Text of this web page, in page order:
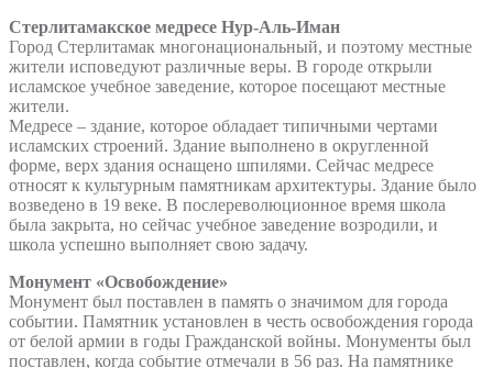
Стерлитамакское медресе Нур-Аль-Иман
Город Стерлитамак многонациональный, и поэтому местные
жители исповедуют различные веры. В городе открыли
исламское учебное заведение, которое посещают местные
жители.
Медресе – здание, которое обладает типичными чертами
исламских строений. Здание выполнено в округленной
форме, верх здания оснащено шпилями. Сейчас медресе
относят к культурным памятникам архитектуры. Здание было
возведено в 19 веке. В послереволюционное время школа
была закрыта, но сейчас учебное заведение возродили, и
школа успешно выполняет свою задачу.
Монумент «Освобождение»
Монумент был поставлен в память о значимом для города
событии. Памятник установлен в честь освобождения города
от белой армии в годы Гражданской войны. Монументы был
поставлен, когда событие отмечали в 56 раз. На памятнике